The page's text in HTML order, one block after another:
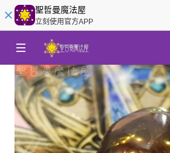
聖哲曼魔法屋
立刻使用官方APP